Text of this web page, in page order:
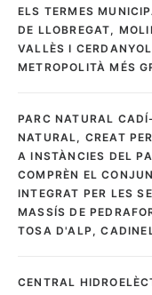
ELS TERMES
DE LLOBREGAT,
VALLÈS I
METROPOLITÀ MÉS
PARC NATURAL
NATURAL, CREAT
A INSTÀNCIES DEL
COMPRÈN EL
INTEGRAT PER LES
MASSÍS DE
TOSA D'ALP,
CENTRAL